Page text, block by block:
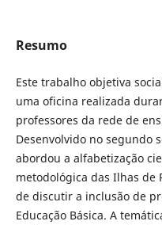
Resumo
Este trabalho objetiva
uma oficina realizada
professores da rede de
Desenvolvido no segundo
abordou a alfabetização
metodológica das Ilhas de
de discutir a inclusão de
Educação Básica. A